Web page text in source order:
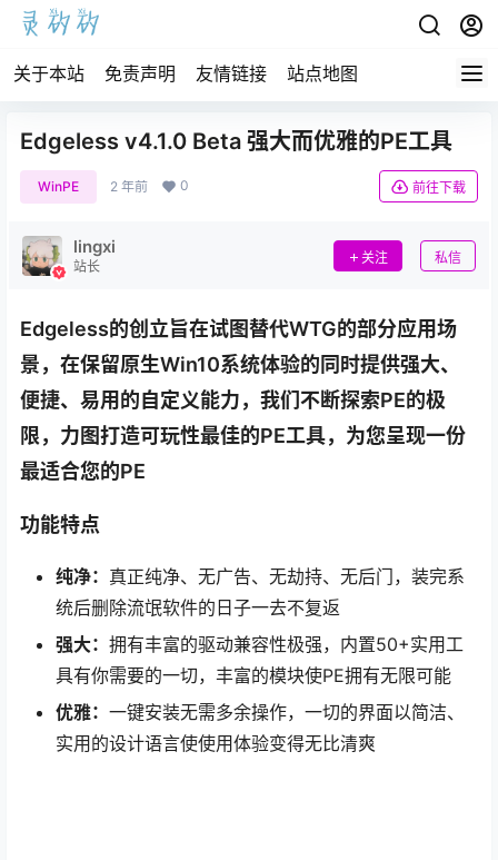
关于本站 免责声明 友情链接 站点地图
Edgeless v4.1.0 Beta 强大而优雅的PE工具
WinPE 2 年前 0 前往下载
lingxi
站长
关注 私信
Edgeless的创立旨在试图替代WTG的部分应用场
景，在保留原生Win10系统体验的同时提供强大、
便捷、易用的自定义能力，我们不断探索PE的极
限，力图打造可玩性最佳的PE工具，为您呈现一份
最适合您的PE
功能特点
纯净： 真正纯净、无广告、无劫持、无后门，装完系
统后删除流氓软件的日子一去不复返
强大： 拥有丰富的驱动兼容性极强，内置50+实用工
具有你需要的一切，丰富的模块使PE拥有无限可能
优雅： 一键安装无需多余操作，一切的界面以简洁、
实用的设计语言使使用体验变得无比清爽